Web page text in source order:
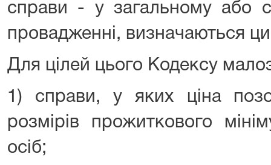
справи - у загальному або
провадженні, визначаються
Для цілей цього Кодексу
1) справи, у яких ціна
розмірів прожиткового
осіб;